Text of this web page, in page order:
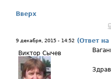
Вверх
9 декабря, 2015 - 14:52 (Ответ
Виктор Сычев